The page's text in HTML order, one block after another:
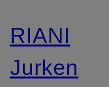
RIANI
Jurken